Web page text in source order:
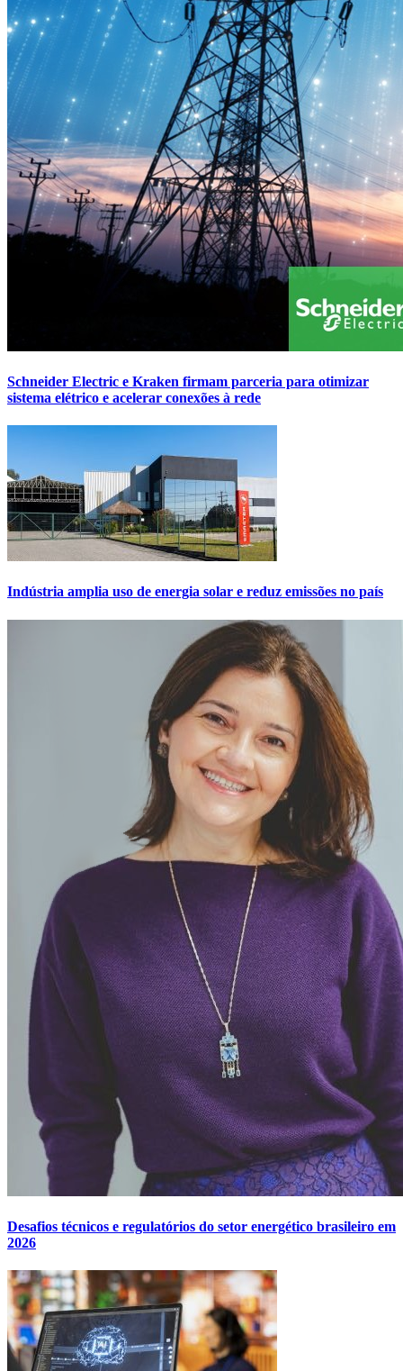
Schneider Electric e Kraken firmam parceria para otimizar
sistema elétrico e acelerar conexões à rede
Indústria amplia uso de energia solar e reduz emissões no país
Desafios técnicos e regulatórios do setor energético brasileiro em
2026